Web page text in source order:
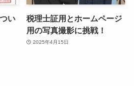
い
税理士証用とホームページ
用の写真撮影に挑戦！
2025年4月15日